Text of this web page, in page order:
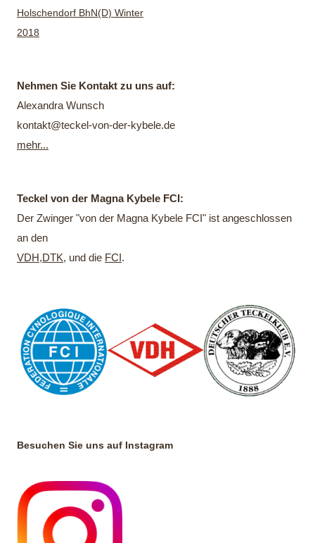
Holschendorf BhN(D) Winter
2018
Nehmen Sie Kontakt zu uns auf:
Alexandra Wunsch
kontakt@teckel-von-der-kybele.de
mehr...
Teckel von der Magna Kybele FCI:
Der Zwinger "von der Magna Kybele FCI" ist angeschlossen
an den
VDH,DTK, und die FCI.
Besuchen Sie uns auf Instagram